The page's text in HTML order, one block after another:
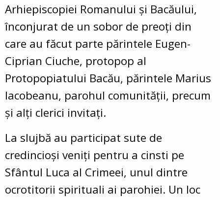
Arhiepiscopiei Romanului și Bacăului,
înconjurat de un sobor de preoți din
care au făcut parte părintele Eugen-
Ciprian Ciuche, protopop al
Protopopiatului Bacău, părintele Marius
Iacobeanu, parohul comunității, precum
și alți clerici invitați.
La slujbă au participat sute de
credincioși veniți pentru a cinsti pe
Sfântul Luca al Crimeei, unul dintre
ocrotitorii spirituali ai parohiei. Un loc